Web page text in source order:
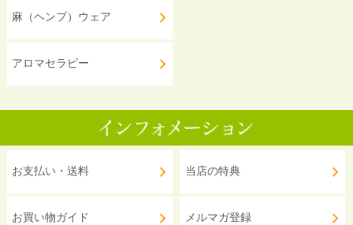
麻（ヘンプ）ウェア
アロマセラピー
お支払い・送料
お買い物ガイド
当店の特典
メルマガ登録